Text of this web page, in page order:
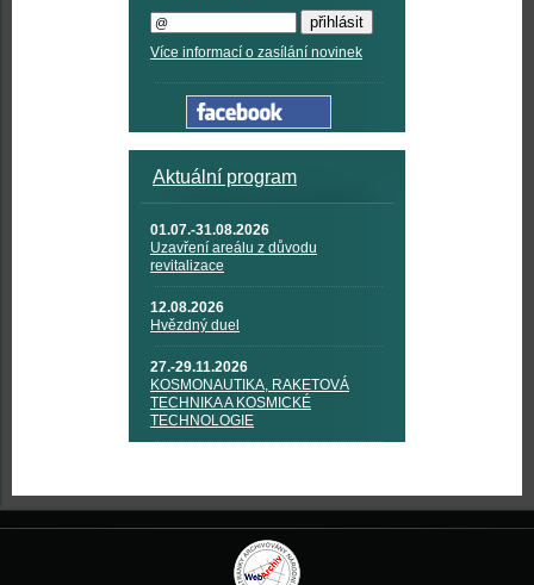
Více informací o zasílání novinek
Aktuální program
01.07.-31.08.2026
Uzavření areálu z důvodu
revitalizace
12.08.2026
Hvězdný duel
27.-29.11.2026
KOSMONAUTIKA, RAKETOVÁ
TECHNIKA A KOSMICKÉ
TECHNOLOGIE